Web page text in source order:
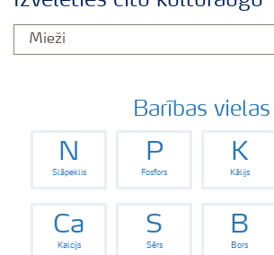
Izmēģinājumu rezultāti
Agronomiskie padomi
Padomi efektīvai mēslojuma izkliedei
Yara Latvija podkāsts
Barības vielas
N
Slāpeklis
P
Fosfors
K
Kālijs
Ca
Kalcijs
S
Sērs
B
Bors